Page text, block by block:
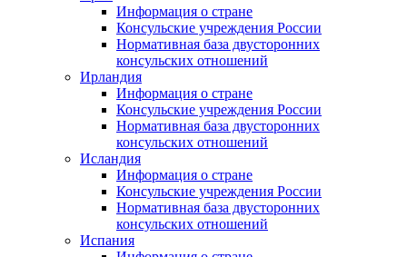
Информация о стране
Консульские учреждения России
Нормативная база двусторонних
консульских отношений
Ирландия
Информация о стране
Консульские учреждения России
Нормативная база двусторонних
консульских отношений
Исландия
Информация о стране
Консульские учреждения России
Нормативная база двусторонних
консульских отношений
Испания